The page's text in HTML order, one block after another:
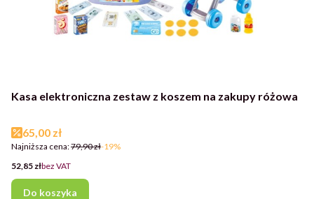
Kasa elektroniczna zestaw z koszem na zakupy różowa
Cena promocyjna
65,00 zł
Najniższa cena:79,90 zł-19%
Cena
52,85 złbez VAT
Do koszyka